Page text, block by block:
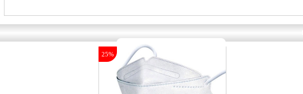
25%